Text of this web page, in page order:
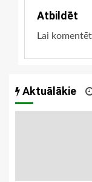
Atbildēt
Lai
Aktuālākie